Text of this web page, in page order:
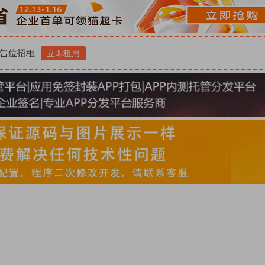
位招租 立即租用